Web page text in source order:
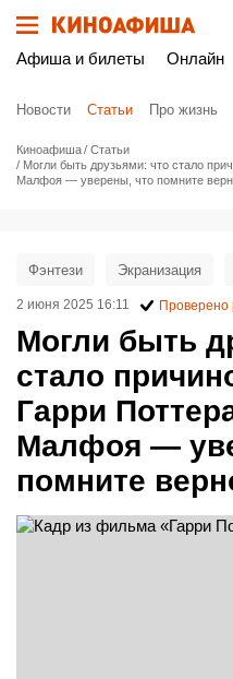
Афиша и билеты Онлайн
Новости Статьи Про жизнь
Киноафиша
Статьи
Могли быть друзьями: что стало
Малфоя — уверены, что помните
Могли быть
стало
Гарри
Малфоя —
помните
Фэнтези Экранизация
2 июня 2025 16:11 Проверено